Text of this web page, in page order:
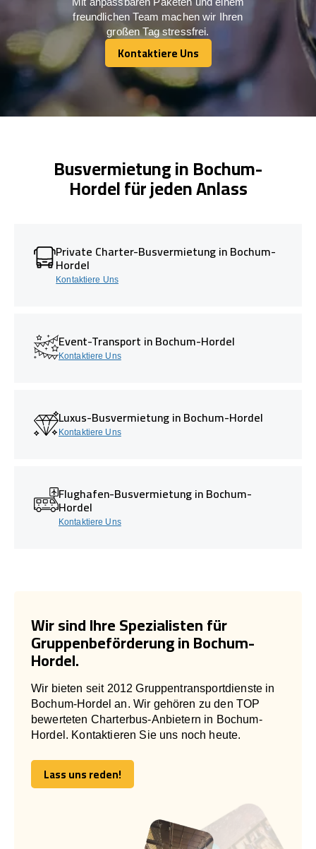
freundlichen Team machen wir Ihren
großen Tag stressfrei.
Kontaktiere Uns
Kontaktiere Uns
Busvermietung in Bochum-
Hordel für jeden Anlass
Private Charter-Busvermietung in Bochum-
Hordel
Kontaktiere Uns
Event-Transport in Bochum-Hordel
Kontaktiere Uns
Luxus-Busvermietung in Bochum-Hordel
Kontaktiere Uns
Flughafen-Busvermietung in Bochum-
Hordel
Kontaktiere Uns
Wir sind Ihre Spezialisten für
Gruppenbeförderung in Bochum-
Hordel.
Wir bieten seit 2012 Gruppentransportdienste in
Bochum-Hordel an. Wir gehören zu den TOP
bewerteten Charterbus-Anbietern in Bochum-
Hordel. Kontaktieren Sie uns noch heute.
Lass uns reden!
Lass uns reden!